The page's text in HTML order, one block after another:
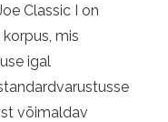
Classic I on
mis
igal
võimaldav